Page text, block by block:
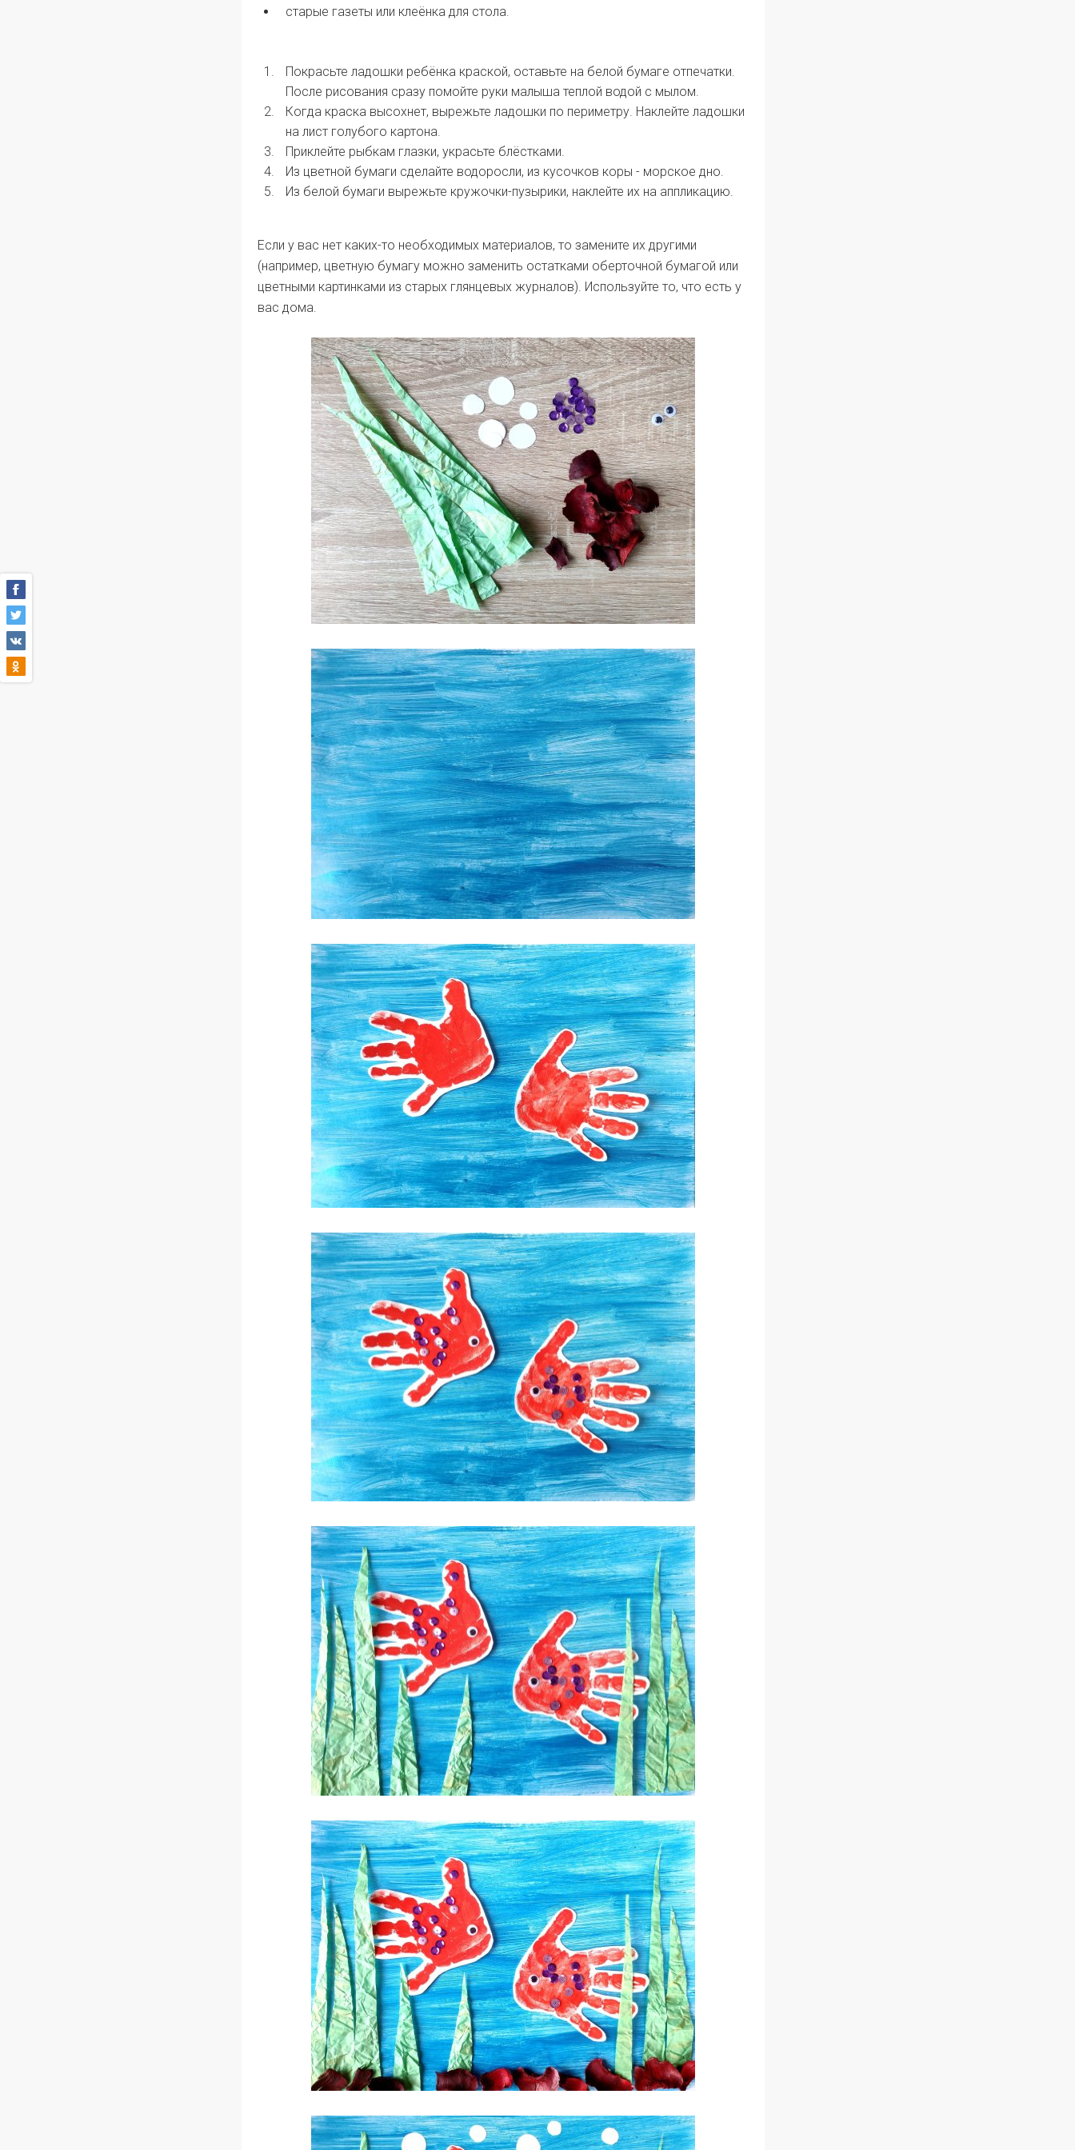
старые газеты или клеёнка для стола.
Покрасьте ладошки ребёнка краской, оставьте на белой бумаге отпечатки.
После рисования сразу помойте руки малыша теплой водой с мылом.
Когда краска высохнет, вырежьте ладошки по периметру. Наклейте ладошки
на лист голубого картона.
Приклейте рыбкам глазки, украсьте блёстками.
Из цветной бумаги сделайте водоросли, из кусочков коры - морское дно.
Из белой бумаги вырежьте кружочки-пузырики, наклейте их на аппликацию.
Если у вас нет каких-то необходимых материалов, то замените их другими
(например, цветную бумагу можно заменить остатками оберточной бумагой или
цветными картинками из старых глянцевых журналов). Используйте то, что есть у
вас дома.